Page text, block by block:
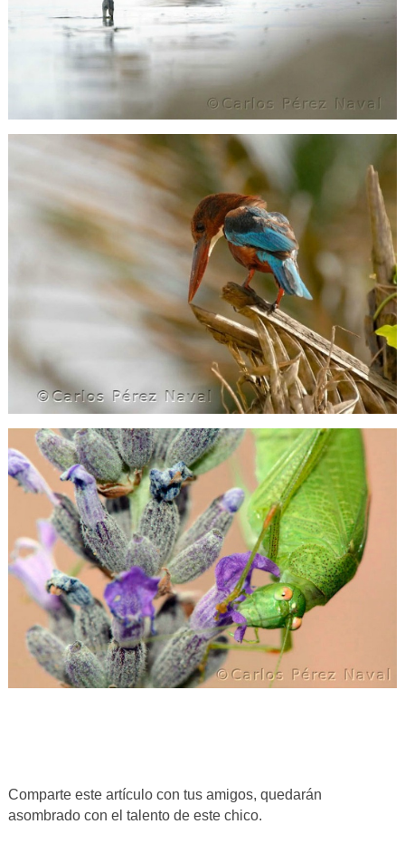
Comparte este artículo con tus amigos, quedarán
asombrado con el talento de este chico.